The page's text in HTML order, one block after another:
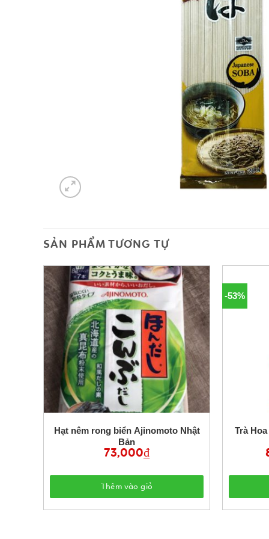
SẢN PHẨM TƯƠNG TỰ
Hạt nêm rong biển Ajinomoto Nhật
Bản
73,000₫
Thêm vào giỏ
-53%
Trà